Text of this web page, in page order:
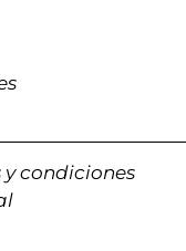
y condiciones